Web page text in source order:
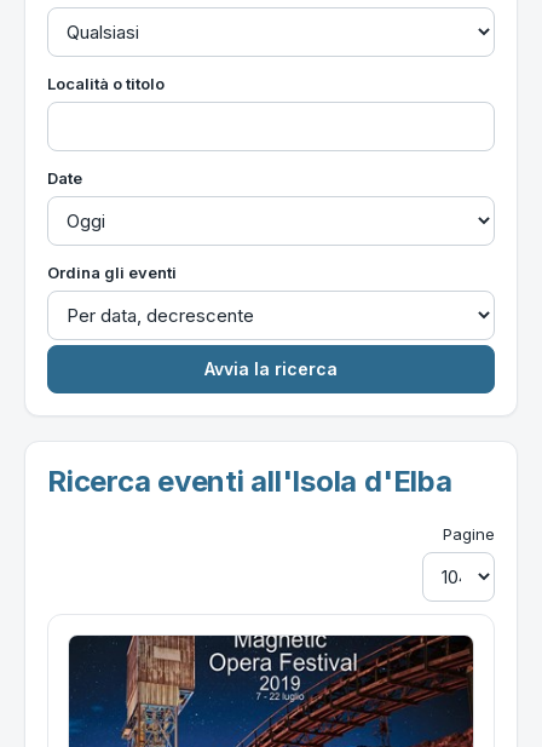
Località o titolo
Date
Ordina gli eventi
Ricerca eventi all'Isola d'Elba
Pagine